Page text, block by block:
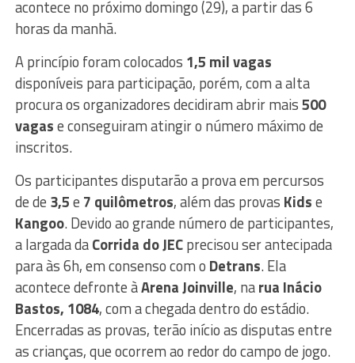
acontece no próximo domingo (29), a partir das 6
horas da manhã.
A princípio foram colocados 1,5 mil vagas
disponíveis para participação, porém, com a alta
procura os organizadores decidiram abrir mais500
vagase conseguiram atingir o número máximo de
inscritos.
Os participantes disputarão a prova em percursos
de de 3,5e 7 quilômetros, além das provas Kidse
Kangoo. Devido ao grande número de participantes,
a largada daCorrida do JECprecisou ser antecipada
para às 6h, em consenso com o Detrans. Ela
acontece defronte àArena Joinville, narua Inácio
Bastos, 1084, com a chegada dentro do estádio.
Encerradas as provas, terão início as disputas entre
as crianças, que ocorrem ao redor do campo de jogo.